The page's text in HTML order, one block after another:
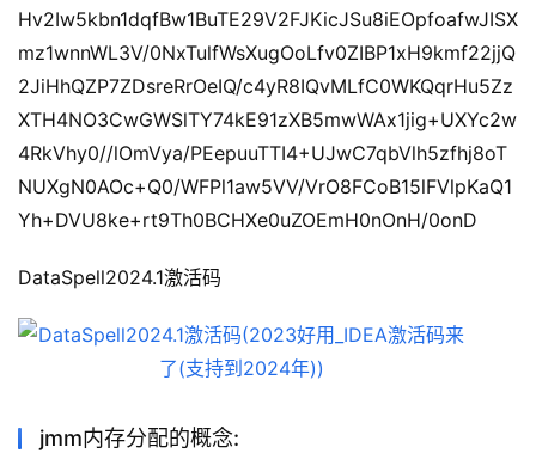
Hv2Iw5kbn1dqfBw1BuTE29V2FJKicJSu8iEOpfoafwJISX
mz1wnnWL3V/0NxTulfWsXugOoLfv0ZIBP1xH9kmf22jjQ
2JiHhQZP7ZDsreRrOeIQ/c4yR8IQvMLfC0WKQqrHu5Zz
XTH4NO3CwGWSlTY74kE91zXB5mwWAx1jig+UXYc2w
4RkVhy0//lOmVya/PEepuuTTI4+UJwC7qbVlh5zfhj8oT
NUXgN0AOc+Q0/WFPl1aw5VV/VrO8FCoB15lFVlpKaQ1
Yh+DVU8ke+rt9Th0BCHXe0uZOEmH0nOnH/0onD
DataSpell2024.1激活码
jmm内存分配的概念: